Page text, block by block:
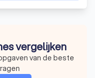
vergelijken
van de beste